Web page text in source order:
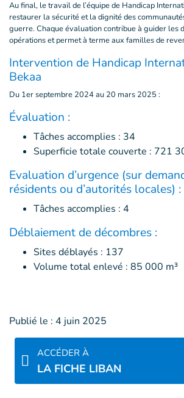
Au final, le travail de l’équipe de Handicap
restaurer la sécurité et la dignité des
guerre. Chaque évaluation contribue à guider les
opérations et permet à terme aux familles de
Intervention de Handicap
Bekaa
Du 1er septembre 2024 au 20 mars 2025 :
Évaluation :
Tâches accomplies : 34
Superficie totale couverte : 721
Evaluation d’urgence (sur
résidents ou d’autorités locales) :
Tâches accomplies : 4
Déblaiement de décombres :
Sites déblayés : 137
Volume total enlevé : 85 000 m³
Publié le : 4 juin 2025
ACCÉDER À
LA FICHE LIBAN